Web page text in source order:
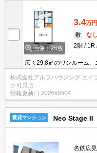
画像：26枚
3.4万円
敷
なし
2階
1R
広々29.8㎡のワンルーム。
ど水回りの設備も充実。
株式会社アルフハウジング エイ
ク可児店
情報更新日 2026/08/04
賃貸マンション Neo Stage II
名鉄広